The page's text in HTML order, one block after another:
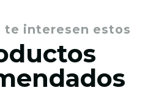
te interesen estos